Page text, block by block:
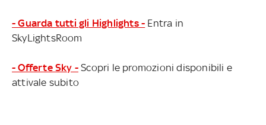
- Guarda tutti gli Highlights - Entra in
SkyLightsRoom
- Offerte Sky - Scopri le promozioni disponibili e
attivale subito